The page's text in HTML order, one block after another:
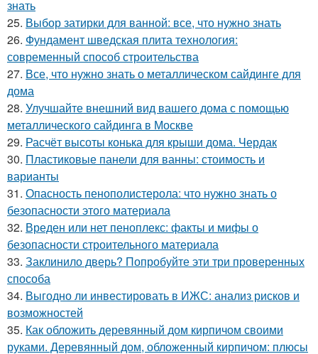
знать
25. Выбор затирки для ванной: все, что нужно знать
26. Фундамент шведская плита технология:
современный способ строительства
27. Все, что нужно знать о металлическом сайдинге для
дома
28. Улучшайте внешний вид вашего дома с помощью
металлического сайдинга в Москве
29. Расчёт высоты конька для крыши дома. Чердак
30. Пластиковые панели для ванны: стоимость и
варианты
31. Опасность пенополистерола: что нужно знать о
безопасности этого материала
32. Вреден или нет пеноплекс: факты и мифы о
безопасности строительного материала
33. Заклинило дверь? Попробуйте эти три проверенных
способа
34. Выгодно ли инвестировать в ИЖС: анализ рисков и
возможностей
35. Как обложить деревянный дом кирпичом своими
руками. Деревянный дом, обложенный кирпичом: плюсы